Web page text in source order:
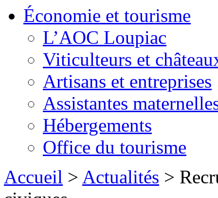
Économie et tourisme
L’AOC Loupiac
Viticulteurs et
Artisans et entreprises
Assistantes
Hébergements
Office du tourisme
Accueil > Actualités >